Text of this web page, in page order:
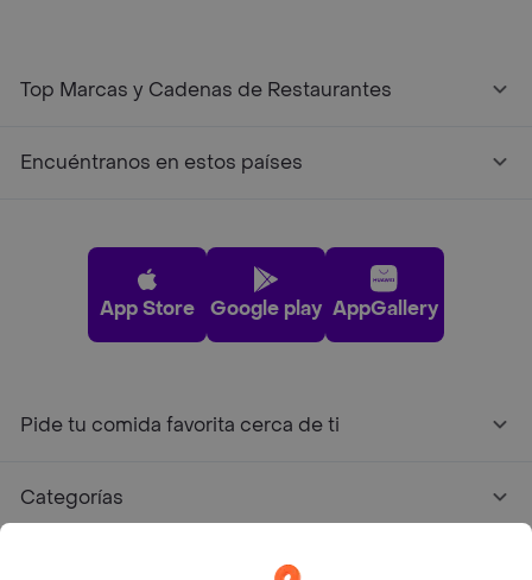
Top Marcas y Cadenas de Restaurantes
Encuéntranos en estos países
App Store Google play AppGallery
Pide tu comida favorita cerca de ti
Categorías